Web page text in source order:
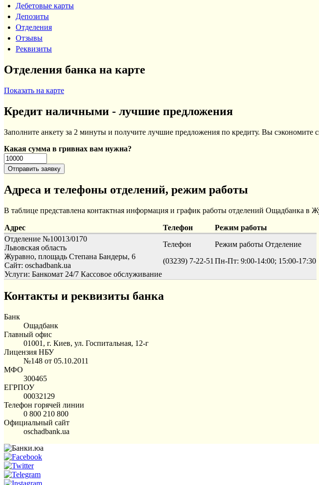
Дебетовые карты
Депозиты
Отделения
Отзывы
Реквизиты
Отделения банка на карте
Показать на карте
Кредит наличными - лучшие предложения
Заполните анкету за 2 минуты и получите лучшие предложения по кредиту. Вы сэкономите
Какая сумма в гривнах вам нужна?
Адреса и телефоны отделений, режим работы
В таблице представлена контактная информация и график работы отделений Ощадбанка в
Адрес Телефон
Режим работы
Отделение №10013/0170
Львовская область
Журавно, площадь Степана Бандеры, 6
Сайт: oschadbank.ua
Услуги: Банкомат 24/7 Кассовое обслуживание
Телефон
(03239) 7-22-51
Режим работы Отделение
Пн-Пт: 9:00-14:00; 15:00-17:30
Контакты и реквизиты банка
Банк
Ощадбанк
Главный офис
01001, г. Киев, ул. Госпитальная, 12-г
Лицензия НБУ
№148 от 05.10.2011
МФО
300465
ЕГРПОУ
00032129
Телефон горячей линии
0 800 210 800
Официальный сайт
oschadbank.ua